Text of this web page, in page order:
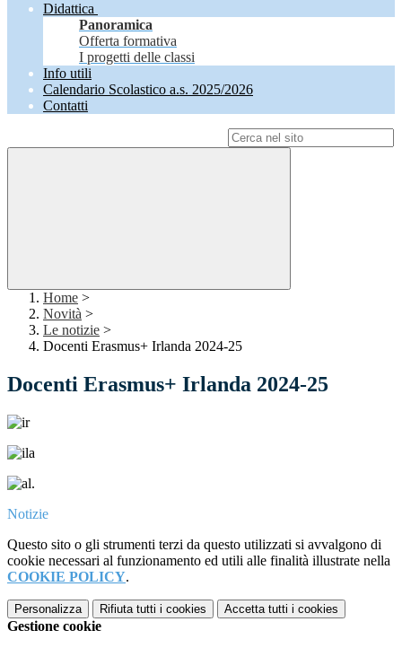
Didattica
Panoramica
Offerta formativa
I progetti delle classi
Info utili
Calendario Scolastico a.s. 2025/2026
Contatti
Home >
Novità >
Le notizie >
Docenti Erasmus+ Irlanda 2024-25
Docenti Erasmus+ Irlanda 2024-25
.
Notizie
Questo sito o gli strumenti terzi da questo utilizzati si avvalgono di
cookie necessari al funzionamento ed utili alle finalità illustrate nella
COOKIE POLICY.
Personalizza Rifiuta tutti i cookies Accetta tutti i cookies
Gestione cookie